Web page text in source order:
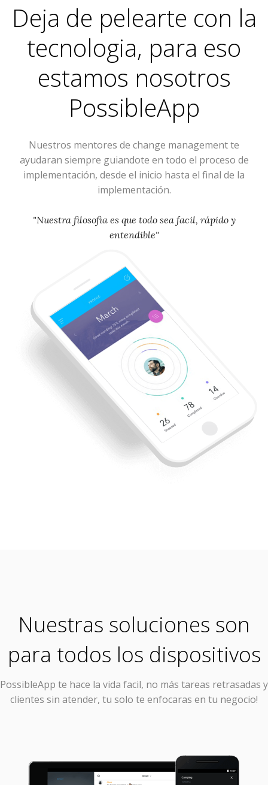
Deja de pelearte con la
tecnologia, para eso
estamos nosotros
PossibleApp
Nuestros mentores de change management te
ayudaran siempre guiandote en todo el proceso de
implementación, desde el inicio hasta el final de la
implementación.
"Nuestra filosofia es que todo sea facil, rápido y
entendible"
Nuestras soluciones son
para todos los dispositivos
PossibleApp te hace la vida facil, no más tareas retrasadas y
clientes sin atender, tu solo te enfocaras en tu negocio!